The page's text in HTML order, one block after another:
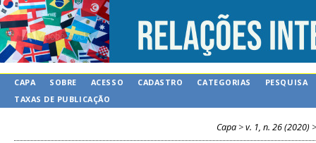
CAPA SOBRE ACESSO CADASTRO CATEGORIAS
PESQUISA
TAXAS DE PUBLICAÇÃO
Capa >v. 1, n. 26 (2020)